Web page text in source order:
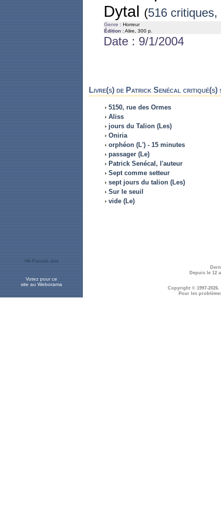
Dytal (516
Genre : Horreur
Édition :Alire, 300 p.
Date : 9/1/2004
Livre(s) de Patrick Senécal critiqué(s)
5150, rue des Ormes
Aliss
jours du Talion (Les)
Oniria
orphéon (L') - 15 minutes
passager (Le)
Patrick Senécal, l'auteur
Sept comme setteur
sept jours du talion (Les)
Sur le seuil
vide (Le)
Votez pour ce
site au Weborama
Depuis le 12
Copyright © 1997-2026.
Pour les